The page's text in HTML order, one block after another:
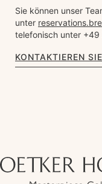
Sie können unser
unter
telefonisch unter
KONTAKTIEREN